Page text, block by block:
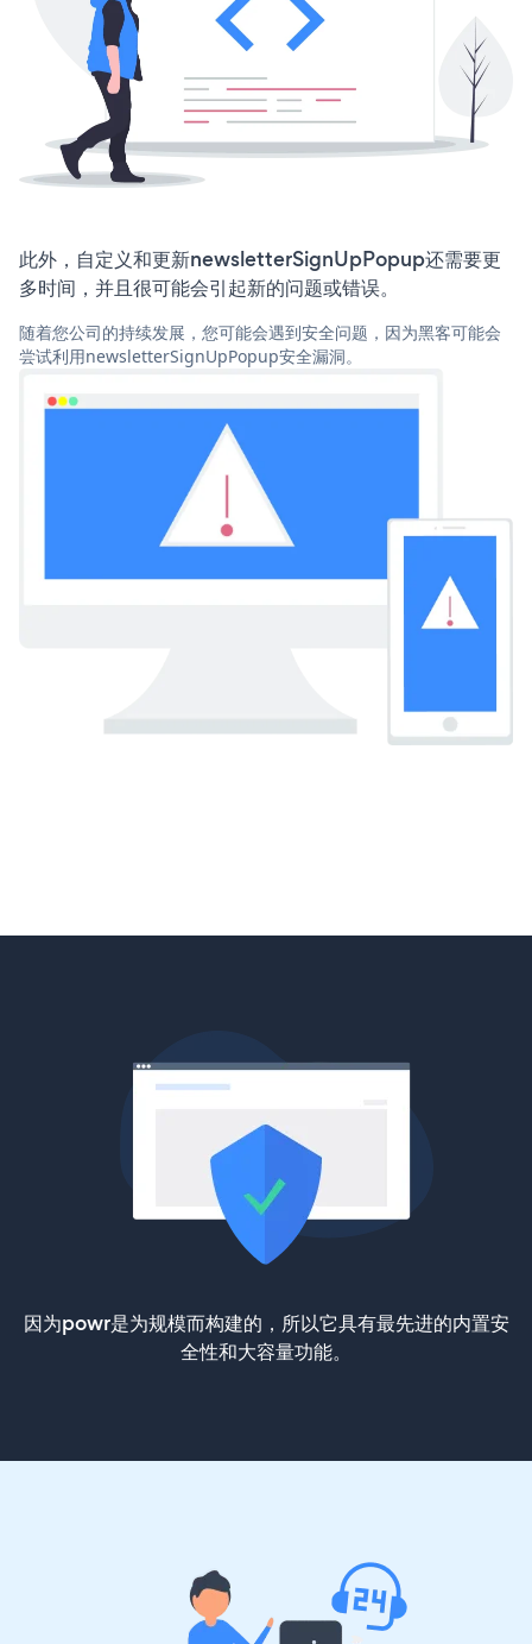
此外，自定义和更新newsletterSignUpPopup还需要更
多时间，并且很可能会引起新的问题或错误。
随着您公司的持续发展，您可能会遇到安全问题，因为黑客可能会
尝试利用newsletterSignUpPopup安全漏洞。
因为powr是为规模而构建的，所以它具有最先进的内置安
全性和大容量功能。